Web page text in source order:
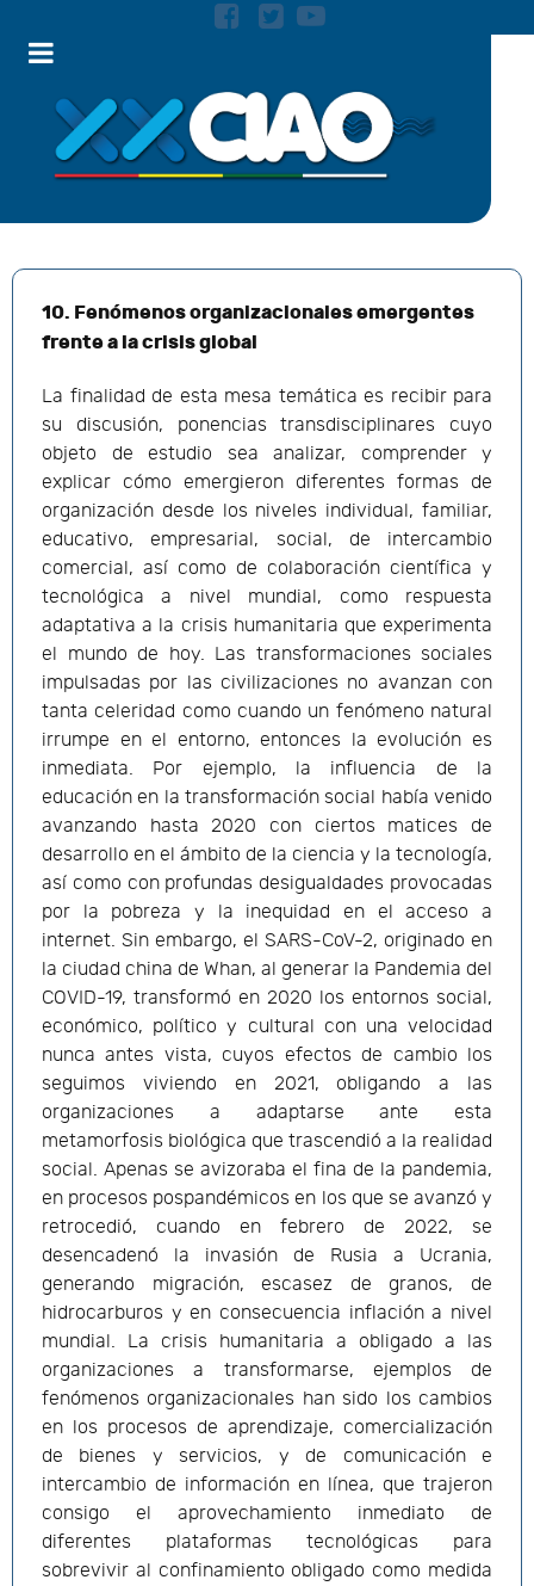
10. Fenómenos organizacionales emergentes
frente a la crisis global
La finalidad de esta mesa temática es recibir para
su discusión, ponencias transdisciplinares cuyo
objeto de estudio sea analizar, comprender y
explicar cómo emergieron diferentes formas de
organización desde los niveles individual, familiar,
educativo, empresarial, social, de intercambio
comercial, así como de colaboración científica y
tecnológica a nivel mundial, como respuesta
adaptativa a la crisis humanitaria que experimenta
el mundo de hoy. Las transformaciones sociales
impulsadas por las civilizaciones no avanzan con
tanta celeridad como cuando un fenómeno natural
irrumpe en el entorno, entonces la evolución es
inmediata. Por ejemplo, la influencia de la
educación en la transformación social había venido
avanzando hasta 2020 con ciertos matices de
desarrollo en el ámbito de la ciencia y la tecnología,
así como con profundas desigualdades provocadas
por la pobreza y la inequidad en el acceso a
internet. Sin embargo, el SARS-CoV-2, originado en
la ciudad china de Whan, al generar la Pandemia del
COVID-19, transformó en 2020 los entornos social,
económico, político y cultural con una velocidad
nunca antes vista, cuyos efectos de cambio los
seguimos viviendo en 2021, obligando a las
organizaciones a adaptarse ante esta
metamorfosis biológica que trascendió a la realidad
social. Apenas se avizoraba el fina de la pandemia,
en procesos pospandémicos en los que se avanzó y
retrocedió, cuando en febrero de 2022, se
desencadenó la invasión de Rusia a Ucrania,
generando migración, escasez de granos, de
hidrocarburos y en consecuencia inflación a nivel
mundial. La crisis humanitaria a obligado a las
organizaciones a transformarse, ejemplos de
fenómenos organizacionales han sido los cambios
en los procesos de aprendizaje, comercialización
de bienes y servicios, y de comunicación e
intercambio de información en línea, que trajeron
consigo el aprovechamiento inmediato de
diferentes plataformas tecnológicas para
sobrevivir al confinamiento obligado como medida